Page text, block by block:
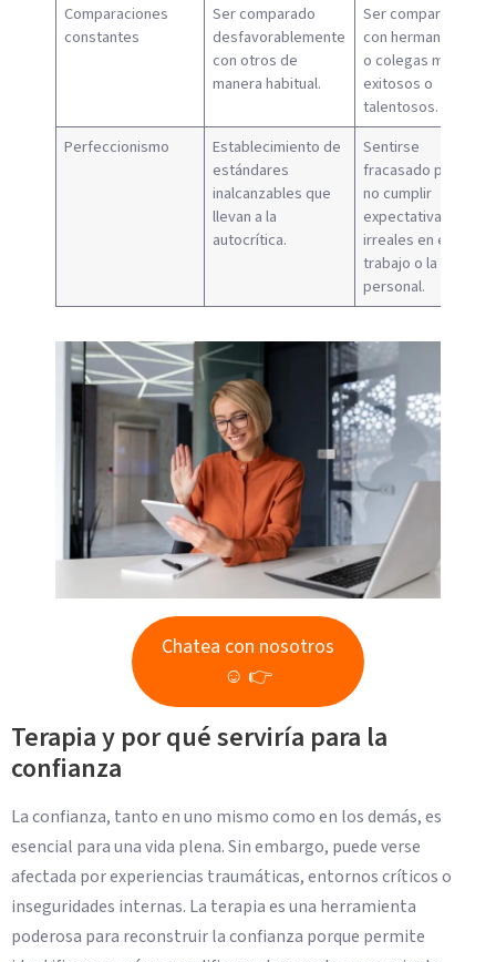
Comparaciones
constantes
Ser comparado
desfavorablemente
con otros de
manera habitual.
Ser comparado
con hermanos
o colegas más
exitosos o
talentosos.
Perfeccionismo
Establecimiento de
estándares
inalcanzables que
llevan a la
autocrítica.
Sentirse
fracasado por
no cumplir
expectativas
irreales en el
trabajo o la vida
personal.
Chatea con nosotros
☺ 👉
Terapia y por qué serviría para la
confianza
La confianza, tanto en uno mismo como en los demás, es
esencial para una vida plena. Sin embargo, puede verse
afectada por experiencias traumáticas, entornos críticos o
inseguridades internas. La terapia es una herramienta
poderosa para reconstruir la confianza porque permite